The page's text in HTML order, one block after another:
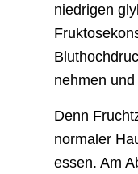
niedrigen
nehmen
Denn
normaler
essen. Am